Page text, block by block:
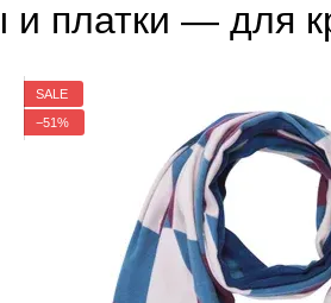
платки — для
SALE
−51%